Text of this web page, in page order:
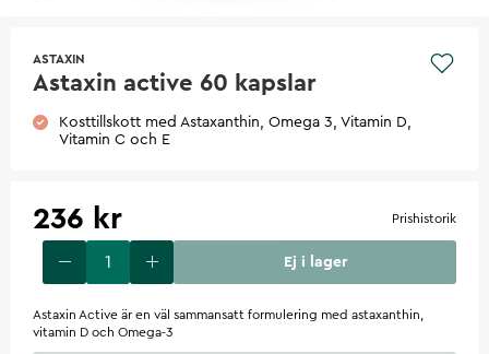
ASTAXIN
Astaxin active 60 kapslar
Kosttillskott med Astaxanthin, Omega 3, Vitamin D,
Vitamin C och E
236 kr Prishistorik
Ej i lager
Astaxin Active är en väl sammansatt formulering med astaxanthin,
vitamin D och Omega-3